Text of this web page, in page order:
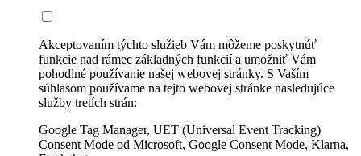
Akceptovaním týchto služieb Vám môžeme poskytnúť
funkcie nad rámec základných funkcií a umožniť Vám
pohodlné používanie našej webovej stránky. S Vaším
súhlasom používame na tejto webovej stránke nasledujúce
služby tretích strán:
Google Tag Manager, UET (Universal Event Tracking)
Consent Mode od Microsoft, Google Consent Mode, Klarna,